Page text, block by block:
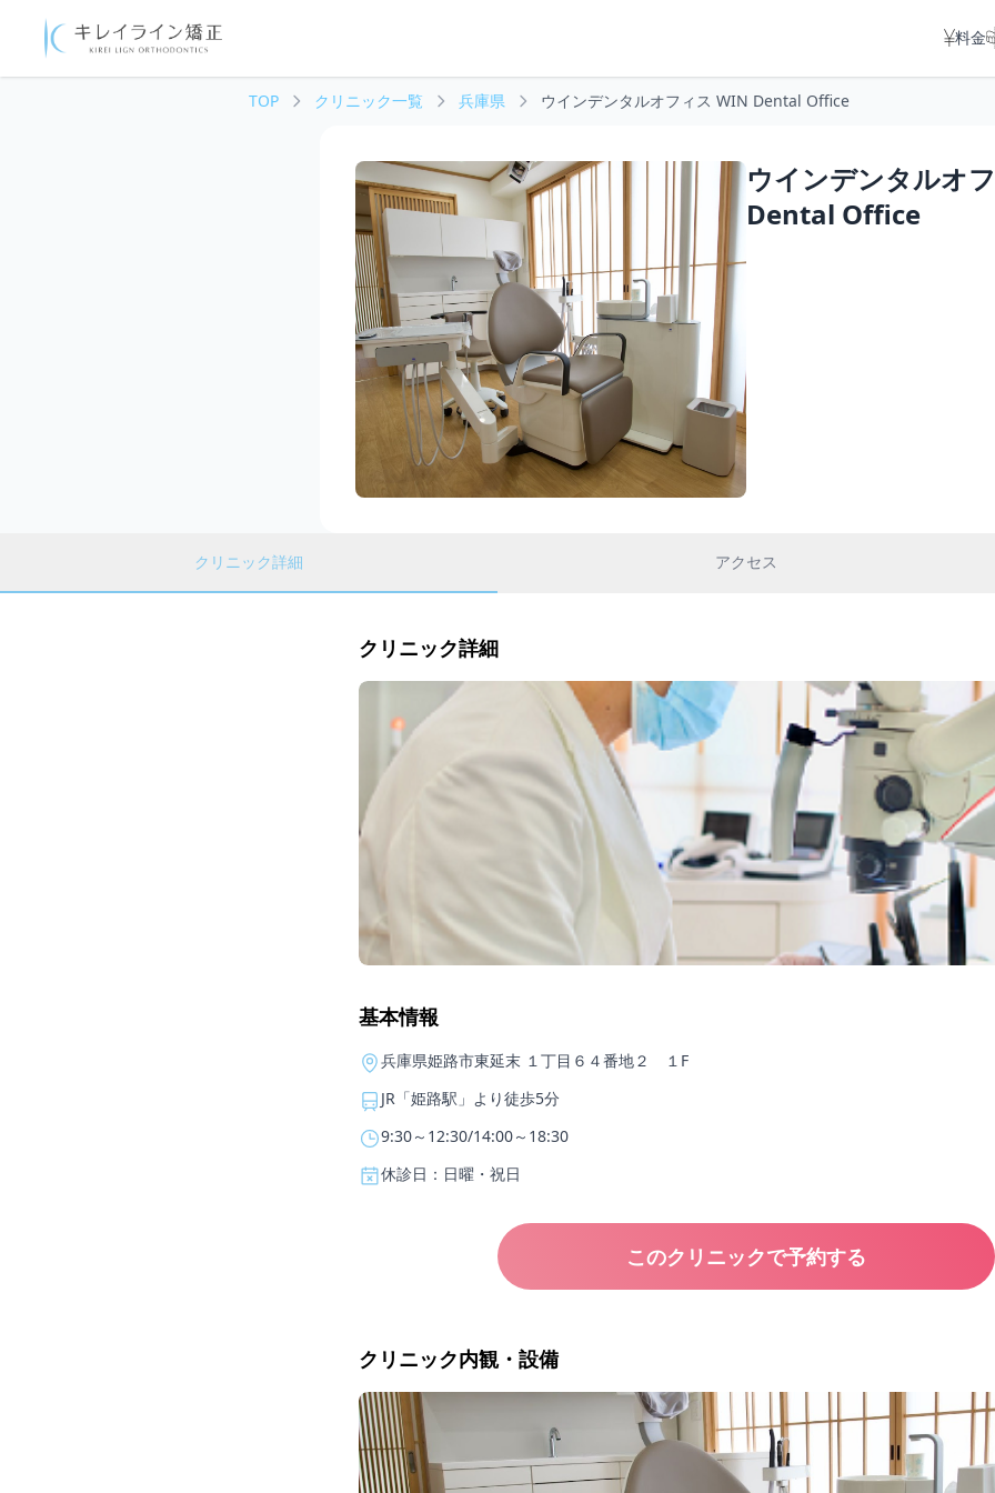
料金
TOP クリニック一覧 兵庫県 ウインデンタルオフィス WIN Dental Office
ウインデンタルオ
Dental Office
クリニック詳細 アクセス
クリニック詳細
基本情報
兵庫県姫路市東延末 １丁目６４番地２ １F
JR「姫路駅」より徒歩5分
9:30～12:30/14:00～18:30
休診日：日曜・祝日
このクリニックで予約する
クリニック内観・設備